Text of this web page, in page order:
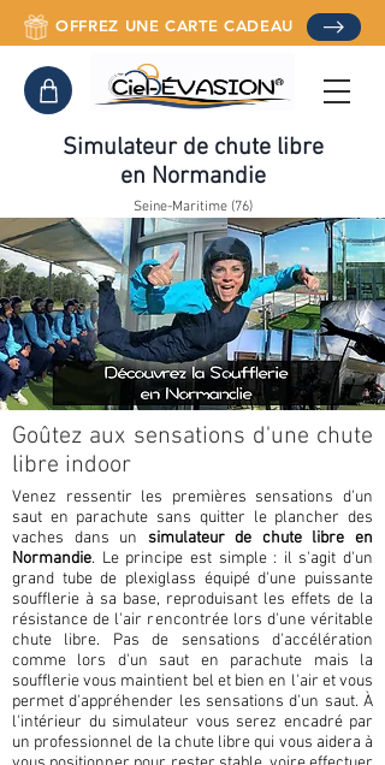
OFFREZ UNE CARTE CADEAU
Simulateur de chute libre
en Normandie
Seine-Maritime (76)
Venez ressentir les premières sensations d'un
saut en parachute sans quitter le plancher des
vaches dans un simulateur de chute libre en
Normandie. Le principe est simple : il s'agit d'un
grand tube de plexiglass équipé d'une puissante
soufflerie à sa base, reproduisant les effets de la
résistance de l'air rencontrée lors d'une véritable
chute libre. Pas de sensations d'accélération
comme lors d'un saut en parachute mais la
soufflerie vous maintient bel et bien en l'air et vous
permet d'appréhender les sensations d'un saut. À
l'intérieur du simulateur vous serez encadré par
un professionnel de la chute libre qui vous aidera à
Goûtez aux sensations d'une chute
libre indoor